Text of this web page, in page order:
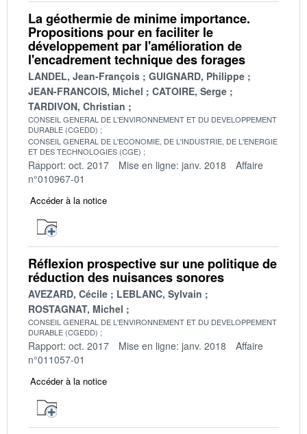
La géothermie de minime importance.
Propositions pour en faciliter le
développement par l'amélioration de
l'encadrement technique des forages
LANDEL, Jean-François
GUIGNARD, Philippe
JEAN-FRANCOIS, Michel
CATOIRE, Serge
TARDIVON, Christian
CONSEIL GENERAL DE L'ENVIRONNEMENT ET DU DEVELOPPEMENT
DURABLE (CGEDD)
CONSEIL GENERAL DE L'ECONOMIE, DE L'INDUSTRIE, DE L'ENERGIE
ET DES TECHNOLOGIES (CGE)
Rapport: oct. 2017 Mise en ligne: janv. 2018
Affaire
n°010967-01
Accéder à la notice
Réflexion prospective sur une politique de
réduction des nuisances sonores
AVEZARD, Cécile
LEBLANC, Sylvain
ROSTAGNAT, Michel
CONSEIL GENERAL DE L'ENVIRONNEMENT ET DU DEVELOPPEMENT
DURABLE (CGEDD)
Rapport: oct. 2017 Mise en ligne: janv. 2018
Affaire
n°011057-01
Accéder à la notice